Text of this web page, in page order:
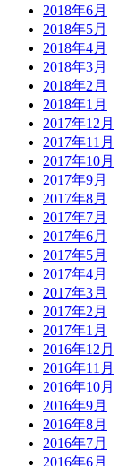
2018年6月
2018年5月
2018年4月
2018年3月
2018年2月
2018年1月
2017年12月
2017年11月
2017年10月
2017年9月
2017年8月
2017年7月
2017年6月
2017年5月
2017年4月
2017年3月
2017年2月
2017年1月
2016年12月
2016年11月
2016年10月
2016年9月
2016年8月
2016年7月
2016年6月